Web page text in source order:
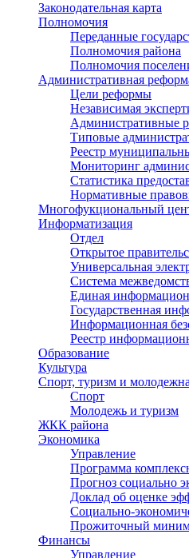
Законодательная карта
Полномочия
Переданные
Полномочия района
Полномочия
Административная
Цели реформы
Независимая
Административные
Типовые
Реестр
Мониторинг
Статистика
Нормативные
Многофукциональный
Информатизация
Отдел
Открытое
Универсальная
Система
Единая
Государственная
Информационная
Реестр
Образование
Культура
Спорт, туризм и
Спорт
Молодежь и туризм
ЖКК района
Экономика
Управление
Программа
Прогноз социально
Доклад об оценке
Социально-
Прожиточный
Финансы
Управление